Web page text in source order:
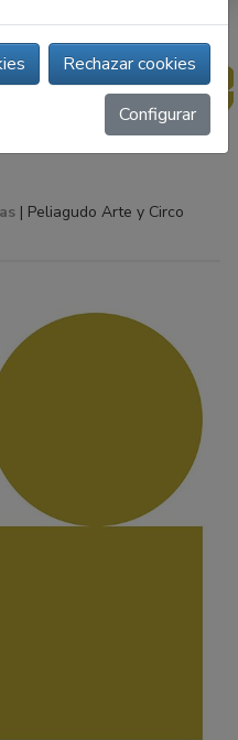
| Peliagudo Arte y Circo
Rechazar cookies
Configurar